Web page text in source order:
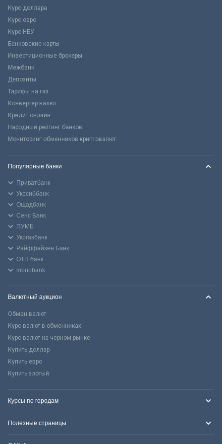
Курс доллара
Курс евро
Курс НБУ
Банковские карты
Инвестиционные брокеры
Межбанк
Депозиты
Тарифы на газ
Конвертер валют
Кредит онлайн
Народный рейтинг банков
Мониторинг обменников криптовалют
Популярные банки
Приватбанк
Укрсиббанк
Ощадбанк
Сенс Банк
ПУМБ
Укргазбанк
Райффайзен Банк
ОТП банк
monobank
Валютный аукцион
Обмен валют
Курс валют в обменниках
Курс валют на черном рынке
Купить доллар
Купить евро
Купить злотый
Курсы по городам
Полезные страницы